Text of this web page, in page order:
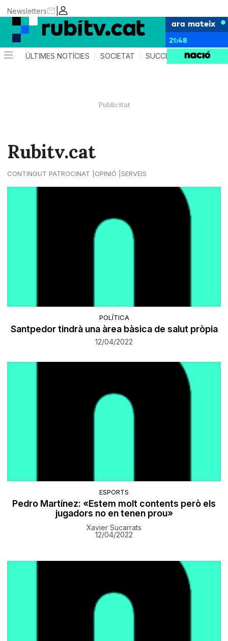
|
Newsletters
ara mateix
21:48
ÚLTIMES NOTÍCIES SOCIETAT SUCCESSOS
Rubitv.cat
CONTINGUT PATROCINAT OPINIÓ SERVEIS
POLÍTICA
Santpedor tindrà una àrea bàsica de salut pròpia
12/04/2022
ESPORTS
Pedro Martínez: «Estem molt contents però els
jugadors no en tenen prou»
Xavier Sucarrats
12/04/2022